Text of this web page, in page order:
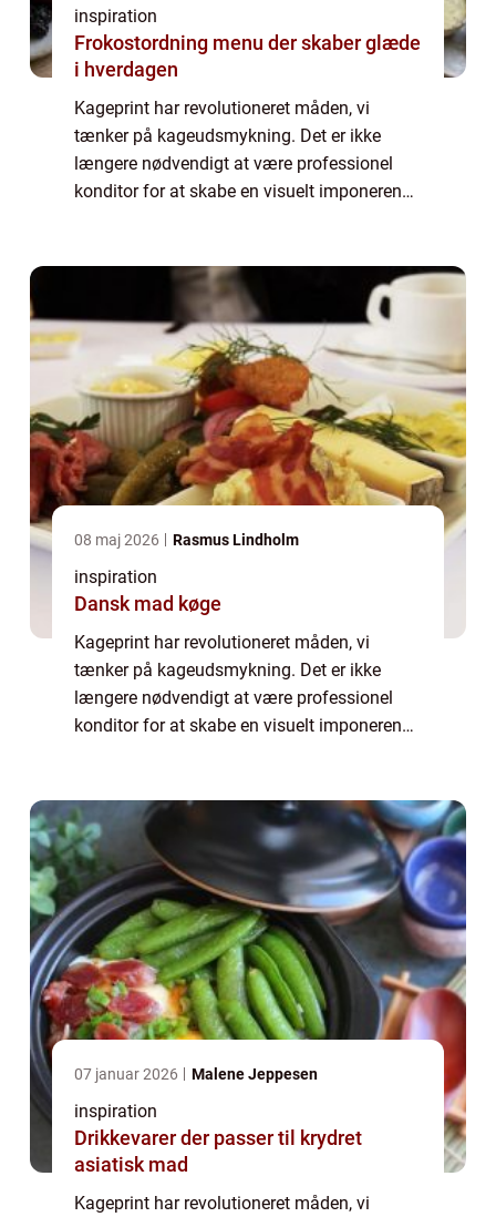
inspiration
Frokostordning menu der skaber glæde
i hverdagen
Kageprint har revolutioneret måden, vi
tænker på kageudsmykning. Det er ikke
længere nødvendigt at være professionel
konditor for at skabe en visuelt imponerende
08 maj 2026 Rasmus Lindholm
inspiration
Dansk mad køge
Kageprint har revolutioneret måden, vi
tænker på kageudsmykning. Det er ikke
længere nødvendigt at være professionel
konditor for at skabe en visuelt imponerende
07 januar 2026 Malene Jeppesen
inspiration
Drikkevarer der passer til krydret
asiatisk mad
Kageprint har revolutioneret måden, vi